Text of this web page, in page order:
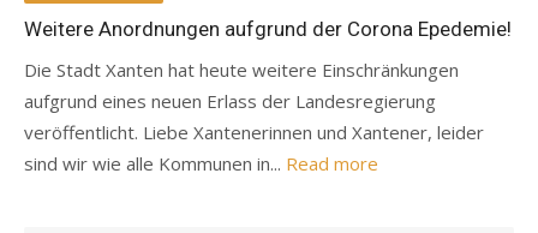
Weitere Anordnungen aufgrund der Corona Epedemie!
Die Stadt Xanten hat heute weitere Einschränkungen
aufgrund eines neuen Erlass der Landesregierung
veröffentlicht. Liebe Xantenerinnen und Xantener, leider
sind wir wie alle Kommunen in... Read more